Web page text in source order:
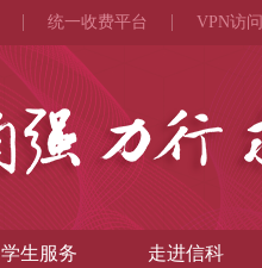
统一收费平台 VPN访问
学生服务 走进信科